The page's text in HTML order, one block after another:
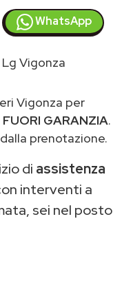
WhatsApp
Vigonza per
FUORI GARANZIA.
prenotazione.
di assistenza
interventi a
sei nel posto